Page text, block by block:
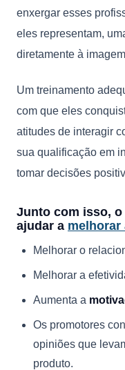
enxergar esses
eles representam,
diretamente à
Um treinamento
com que eles
atitudes de interagir
sua qualificação em
tomar decisões
Junto com isso,
ajudar a melhorar
Melhorar o
Melhorar a
Aumenta a
Os promotores
opiniões que
produto.